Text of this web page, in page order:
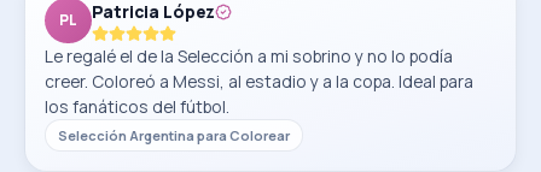
PL
Patricia López
Le regalé el de la Selección a mi sobrino y no lo podía
creer. Coloreó a Messi, al estadio y a la copa. Ideal para
los fanáticos del fútbol.
Selección Argentina para Colorear